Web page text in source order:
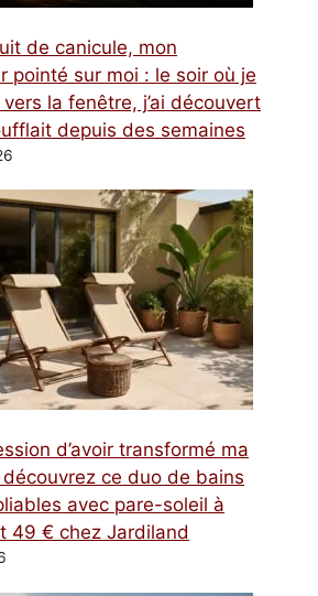
de canicule, mon
pointé sur moi : le soir où je
vers la fenêtre, j’ai découvert
depuis des semaines
d’avoir transformé ma
ce duo de bains
avec pare-soleil à
49 € chez Jardiland